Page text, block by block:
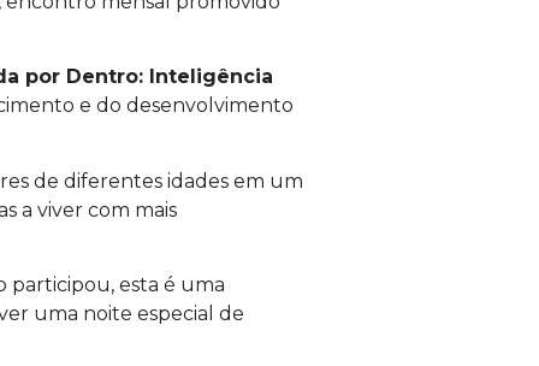
por Dentro: Inteligência
e do desenvolvimento
de diferentes idades em um
a viver com mais
participou, esta é uma
uma noite especial de